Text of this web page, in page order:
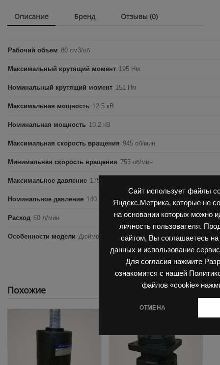
Сайт использует файлы
Яндекс.Метрика, которые не
на основании которых можно
личность пользователя.
сайтом, Вы соглашаетесь на
данных и использование
Для согласия нажмите
ознакомится с нашей
файлов «cookie»
ОТМЕНА
Описание Бренд Отзывы (0)
Рабочий объем 80 см3/об
Максимальный крутящий момент 195 Нм
Номинальный крутящий момент 151 Нм
Максимальная мощность 12.5 кВ
Номинальная мощность 10.2 кВ
Максимальная скорость вращения 945 об/мин
Минимальная скорость вращения 755 об/мин
Максимальное давление 175 бар
Номинальное давление 140 бар
Расход 60 л/мин
Особенности модели Дюймовый размер, Вал 25 мм
Похожие